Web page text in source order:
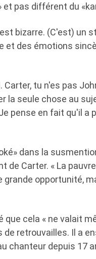
pas différent du
bizarre. (C'est) un
et des émotions
Carter, tu n'es pas
la seule chose au
pense en fait qu'il a
dans la
de Carter. « La
grande opportunité,
cela « ne valait
de retrouvailles. Il a
chanteur depuis 17